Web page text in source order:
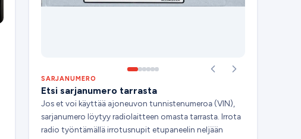
SARJANUMERO
Etsi sarjanumero tarrasta
Jos et voi käyttää ajoneuvon tunnistenumeroa (VIN),
sarjanumero löytyy radiolaitteen omasta tarrasta. Irrota
radio työntämällä irrotusnupit etupaneelin neljään